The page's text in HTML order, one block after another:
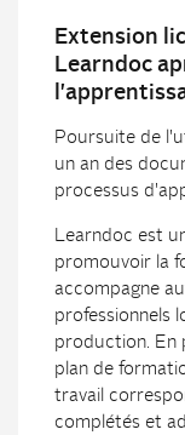
Extension
Learndoc
Poursuite de
un an des
processus
Learndoc est
promouvoir la
accompagne
professionnels
production. En
plan de
travail
complétés et